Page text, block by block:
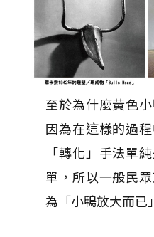
至於為什麼黃色
因為在這樣的過
「轉化」手法單
單，所以一般民
為「小鴨放大而已